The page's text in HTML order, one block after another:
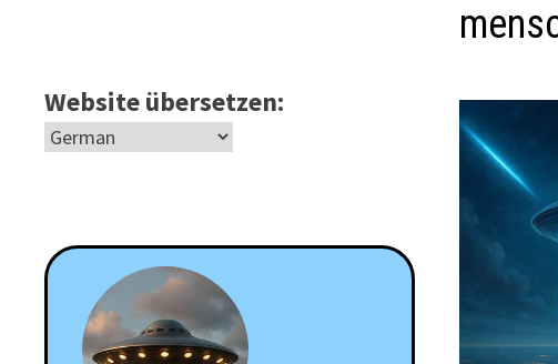
Website übersetzen: